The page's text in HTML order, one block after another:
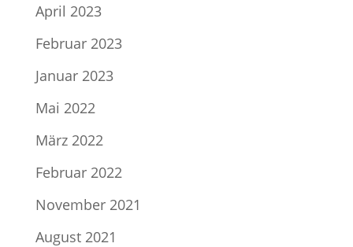
April 2023
Februar 2023
Januar 2023
Mai 2022
März 2022
Februar 2022
November 2021
August 2021